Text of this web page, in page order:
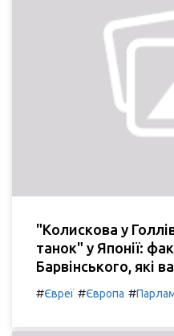
"Колискова у
танок" у Японії:
Барвінського, які
#Євреї #Європа #